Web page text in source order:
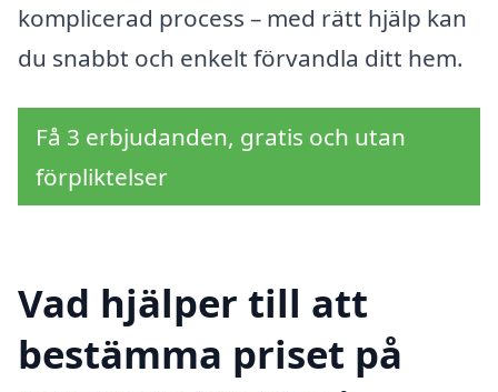
komplicerad process – med rätt hjälp kan
du snabbt och enkelt förvandla ditt hem.
Få 3 erbjudanden, gratis och utan
förpliktelser
Vad hjälper till att
bestämma priset på